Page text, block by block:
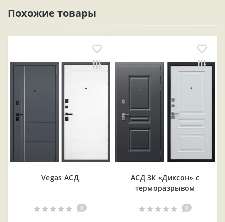
Похожие товары
Vegas АСД
0
АСД 3К «Диксон» с
терморазрывом
0